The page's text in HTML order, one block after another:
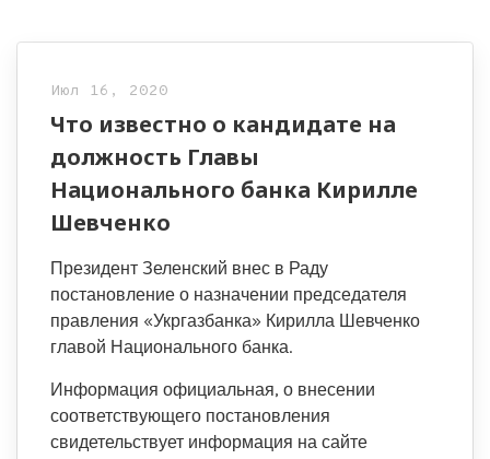
Июл 16, 2020
Что известно о кандидате на
должность Главы
Национального банка Кирилле
Шевченко
Президент Зеленский внес в Раду
постановление о назначении председателя
правления «Укргазбанка» Кирилла Шевченко
главой Национального банка.
Информация официальная, о внесении
соответствующего постановления
свидетельствует информация на сайте